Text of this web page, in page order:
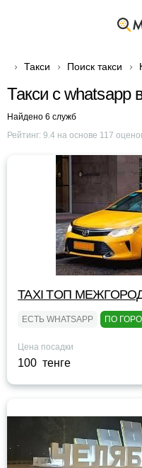
Такси Поиск такси
Такси с whatsapp
Найдено 6 служб
Рейтинг: 9.4 на основе 117
TAXI TOП
ЕСТЬ WHATSAPP ПО
Цена посадки
100 тенге